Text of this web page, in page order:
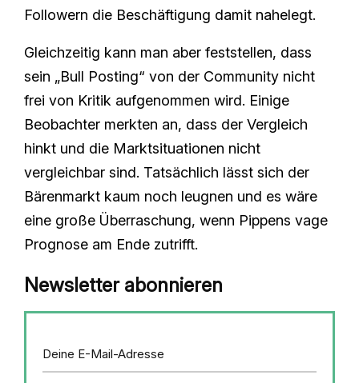
Followern die Beschäftigung damit nahelegt.
Gleichzeitig kann man aber feststellen, dass
sein „Bull Posting“ von der Community nicht
frei von Kritik aufgenommen wird. Einige
Beobachter merkten an, dass der Vergleich
hinkt und die Marktsituationen nicht
vergleichbar sind. Tatsächlich lässt sich der
Bärenmarkt kaum noch leugnen und es wäre
eine große Überraschung, wenn Pippens vage
Prognose am Ende zutrifft.
Newsletter abonnieren